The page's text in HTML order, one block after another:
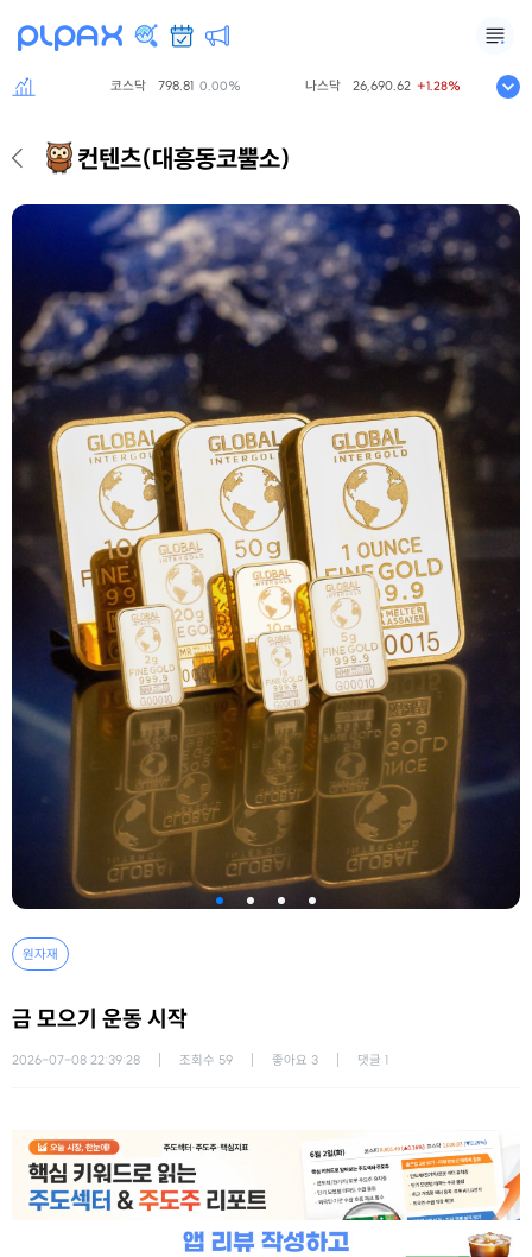
코스닥 798.81 0.00% 나스닥 26,690.62 +1.28%
컨텐츠(대흥동코뿔소)
원자재
금 모으기 운동 시작
2026-07-08 22:39:28 조회수 59 좋아요 3 댓글 1